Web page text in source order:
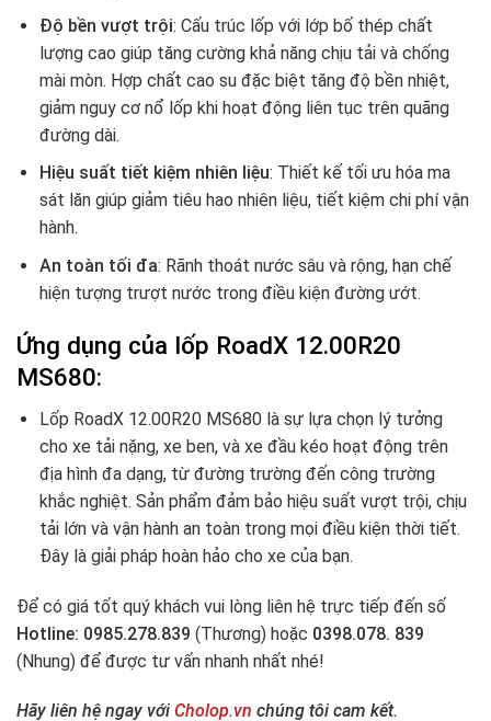
Độ bền vượt trội: Cấu trúc lốp với lớp bố thép chất
lượng cao giúp tăng cường khả năng chịu tải và chống
mài mòn. Hợp chất cao su đặc biệt tăng độ bền nhiệt,
giảm nguy cơ nổ lốp khi hoạt động liên tục trên quãng
đường dài.
Hiệu suất tiết kiệm nhiên liệu: Thiết kế tối ưu hóa ma
sát lăn giúp giảm tiêu hao nhiên liệu, tiết kiệm chi phí vận
hành.
An toàn tối đa: Rãnh thoát nước sâu và rộng, hạn chế
hiện tượng trượt nước trong điều kiện đường ướt.
Ứng dụng của lốp RoadX 12.00R20
MS680:
Lốp RoadX 12.00R20 MS680 là sự lựa chọn lý tưởng
cho xe tải nặng, xe ben, và xe đầu kéo hoạt động trên
địa hình đa dạng, từ đường trường đến công trường
khắc nghiệt. Sản phẩm đảm bảo hiệu suất vượt trội, chịu
tải lớn và vận hành an toàn trong mọi điều kiện thời tiết.
Đây là giải pháp hoàn hảo cho xe của bạn.
Để có giá tốt quý khách vui lòng liên hệ trực tiếp đến số
Hotline: 0985.278.839 (Thương) hoặc 0398.078. 839
(Nhung) để được tư vấn nhanh nhất nhé!
Hãy liên hệ ngay với Cholop.vn chúng tôi cam kết.